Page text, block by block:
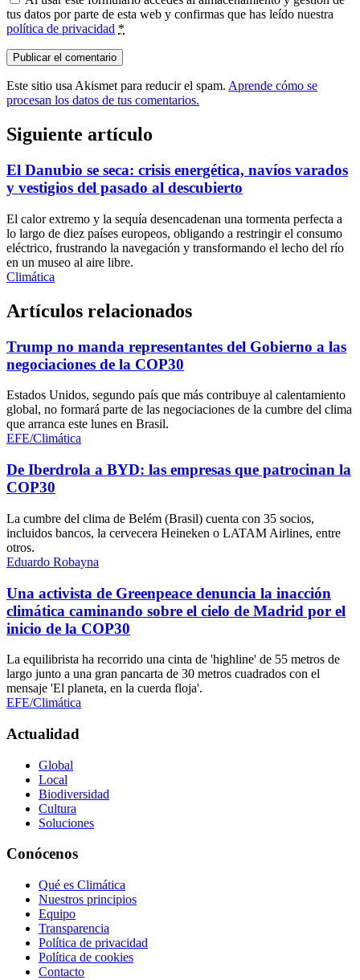
tus datos por parte de esta web y confirmas que has leído nuestra
política de privacidad *
Este sitio usa Akismet para reducir el spam. Aprende cómo se
procesan los datos de tus comentarios.
Siguiente artículo
El Danubio se seca: crisis energética, navíos varados
y vestigios del pasado al descubierto
El calor extremo y la sequía desencadenan una tormenta perfecta a
lo largo de diez países europeos, obligando a restringir el consumo
eléctrico, frustrando la navegación y transformando el lecho del río
en un museo al aire libre.
Climática
Artículos relacionados
Trump no manda representantes del Gobierno a las
negociaciones de la COP30
Estados Unidos, segundo país que más contribuye al calentamiento
global, no formará parte de las negociaciones de la cumbre del clima
que arranca este lunes en Brasil.
EFE/Climática
De Iberdrola a BYD: las empresas que patrocinan la
COP30
La cumbre del clima de Belém (Brasil) cuenta con 35 socios,
incluidos bancos, la cervecera Heineken o LATAM Airlines, entre
otros.
Eduardo Robayna
Una activista de Greenpeace denuncia la inacción
climática caminando sobre el cielo de Madrid por el
inicio de la COP30
La equilibrista ha recorrido una cinta de 'highline' de 55 metros de
largo junto a una gran pancarta de 30 metros cuadrados con el
mensaje 'El planeta, en la cuerda floja'.
EFE/Climática
Actualidad
Global
Local
Biodiversidad
Cultura
Soluciones
Conócenos
Qué es Climática
Nuestros principios
Equipo
Transparencia
Política de privacidad
Política de cookies
Contacto